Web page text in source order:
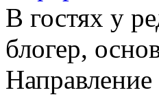
В гостях у
блогер,